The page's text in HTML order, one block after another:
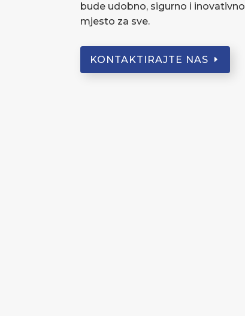
bude udobno, sigurno i inovativno
mjesto za sve.
KONTAKTIRAJTE NAS